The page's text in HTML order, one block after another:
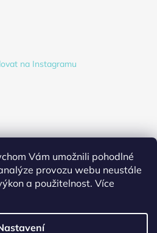
Vám umožnili pohodlné
provozu webu neustále
a použitelnost. Více
na Instagramu